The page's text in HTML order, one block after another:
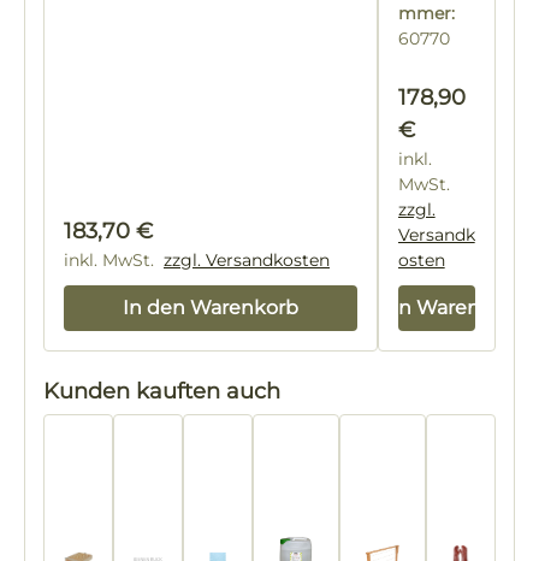
Regulärer Preis:
183,70 €
inkl. MwSt. zzgl. Versandkosten
In den Warenkorb
mmer:
60770
Regulärer
178,90
€
inkl.
MwSt.
zzgl.
Versandk
osten
In den Warenkorb
Produktgalerie überspringen
Kunden kauften auch